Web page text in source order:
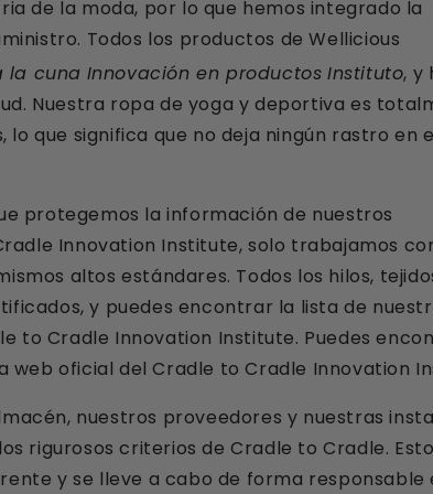
de la moda, por lo que hemos integrado la
Todos los productos de Wellicious
la cuna Innovación en productos Instituto, y
Nuestra ropa de yoga y deportiva es
que significa que no deja ningún rastro en
protegemos la información de nuestros
Innovation Institute, solo trabajamos
altos estándares. Todos los hilos,
y puedes encontrar la lista de
to Cradle Innovation Institute. Puedes
web oficial del Cradle to Cradle Innovation
nuestros proveedores y nuestras
rigurosos criterios de Cradle to Cradle. Esto
y se lleve a cabo de forma responsable